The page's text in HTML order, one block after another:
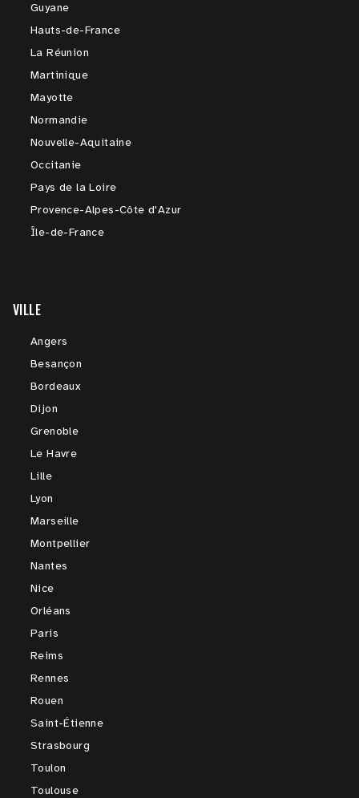
Guyane
Hauts-de-France
La Réunion
Martinique
Mayotte
Normandie
Nouvelle-Aquitaine
Occitanie
Pays de la Loire
Provence-Alpes-Côte d'Azur
Île-de-France
VILLE
Angers
Besançon
Bordeaux
Dijon
Grenoble
Le Havre
Lille
Lyon
Marseille
Montpellier
Nantes
Nice
Orléans
Paris
Reims
Rennes
Rouen
Saint-Étienne
Strasbourg
Toulon
Toulouse